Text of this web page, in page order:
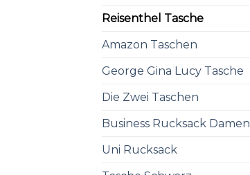
Reisenthel Tasche
Amazon Taschen
George Gina Lucy Tasche
Die Zwei Taschen
Business Rucksack Damen
Uni Rucksack